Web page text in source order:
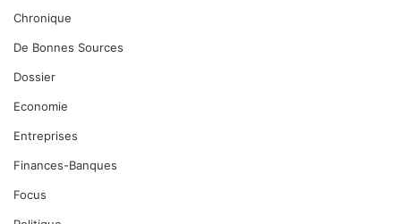
Chronique
De Bonnes Sources
Dossier
Economie
Entreprises
Finances-Banques
Focus